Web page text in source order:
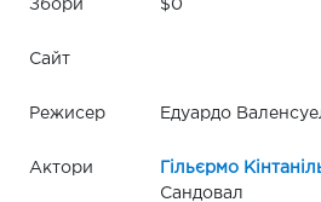
Збори $0
Сайт
Режисер Едуардо
Актори Гільєрмо
Сандовал